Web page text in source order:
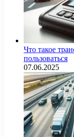
Что такое
пользоваться
07.06.2025